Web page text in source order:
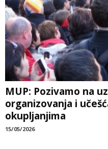
MUP: Pozivamo na
organizovanja i
okupljanjima
15/05/2026